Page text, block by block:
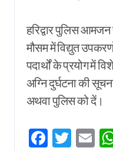
हरिद्वार पुलिस
मौसम में विद्युत
पदार्थों के प्रयोग में
अग्नि दुर्घटना की
अथवा पुलिस को दें।